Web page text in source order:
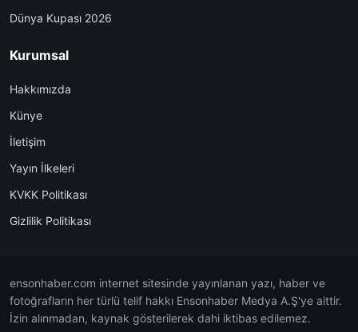
Dünya Kupası 2026
Kurumsal
Hakkımızda
Künye
İletişim
Yayın İlkeleri
KVKK Politikası
Gizlilik Politikası
ensonhaber.com internet sitesinde yayınlanan yazı, haber ve
fotoğrafların her türlü telif hakkı Ensonhaber Medya A.Ş'ye aittir.
İzin alınmadan, kaynak gösterilerek dahi iktibas edilemez.